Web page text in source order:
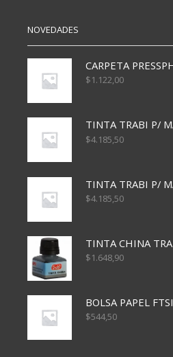
NOVEDADES
$1.122,00
$4.185,50
$4.185,50
$1.648,90
$544,50